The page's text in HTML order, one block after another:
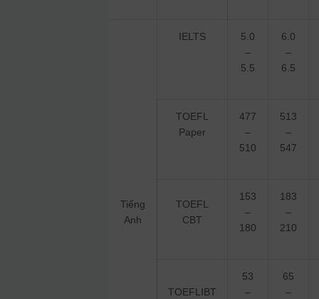
Tiếng
Anh
IELTS
5.0
–
5.5
6.0
–
6.5
TOEFL
Paper
477
–
510
513
–
547
TOEFL
CBT
153
–
180
183
–
210
TOEFLIBT
53
–
65
–